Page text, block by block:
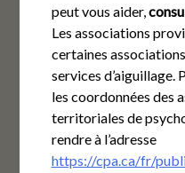
peut vous aider,
Les associations
certaines
services d’aiguillage.
les coordonnées des
territoriales de
rendre à l’adresse
https://cpa.ca/fr/